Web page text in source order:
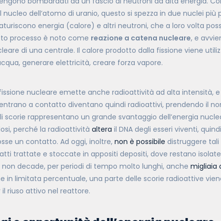
dell’atomo di uranio, questo si spezza in due nuclei più
energia (calore) e altri neutroni, che a loro volta
processo è noto come reazione a catena nucleare, e
di una centrale. Il calore prodotto dalla fissione viene
generare elettricità, creare forza vapore.
nucleare emette anche radioattività ad alta intensità,
a contatto diventano quindi radioattivi, prendendo il
scorie rappresentano un grande svantaggio dell’energia
perché la radioattività altera il DNA degli esseri viventi,
un contatto. Ad oggi, inoltre, non è possibile distruggere
trattate e stoccate in appositi depositi, dove restano
decade, per periodi di tempo molto lunghi, anche migliaia
in limitata percentuale, una parte delle scorie radioattive
riuso attivo nel reattore.